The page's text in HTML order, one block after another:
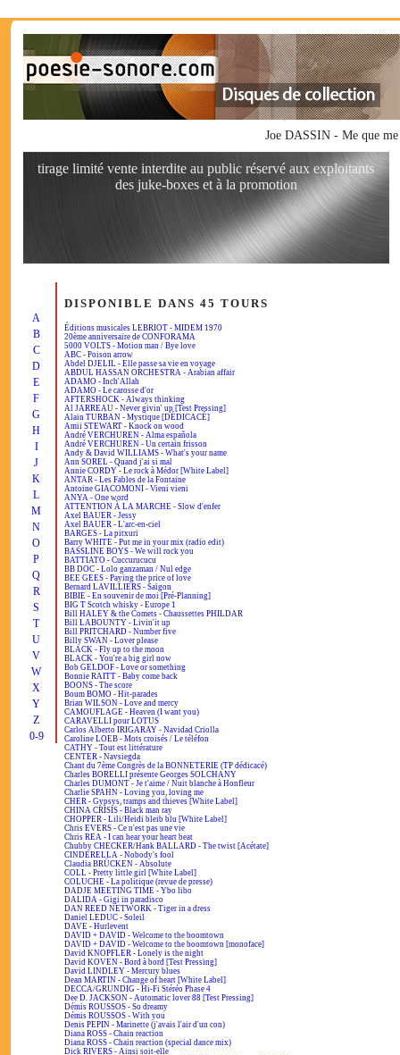
Joe DASSIN - Me que
tirage limité vente interdite au public réservé aux exploitants
des juke-boxes et à la promotion
A
B
C
D
E
F
G
H
I
J
K
L
M
N
O
P
Q
R
S
T
U
V
W
X
Y
Z
0-9
DISPONIBLE DANS 45 TOURS
Éditions musicales LEBRIOT - MIDEM 1970
20ème anniversaire de CONFORAMA
5000 VOLTS - Motion man / Bye love
ABC - Poison arrow
Abdel DJELIL - Elle passe sa vie en voyage
ABDUL HASSAN ORCHESTRA - Arabian affair
ADAMO - Inch'Allah
ADAMO - Le carosse d'or
AFTERSHOCK - Always thinking
Al JARREAU - Never givin' up [Test Pressing]
Alain TURBAN - Mystique [DÉDICACÉ]
Amii STEWART - Knock on wood
André VERCHUREN - Alma española
André VERCHUREN - Un certain frisson
Andy & David WILLIAMS - What's your name
Ann SOREL - Quand j'ai si mal
Annie CORDY - Le rock à Médor [White Label]
ANTAR - Les Fables de la Fontaine
Antoine GIACOMONI - Vieni vieni
ANYA - One word
ATTENTION À LA MARCHE - Slow d'enfer
Axel BAUER - Jessy
Axel BAUER - L'arc-en-ciel
BARGES - La pitxuri
Barry WHITE - Put me in your mix (radio edit)
BASSLINE BOYS - We will rock you
BATTIATO - Cuccurucucu
BB DOC - Lolo ganzaman / Nul edge
BEE GEES - Paying the price of love
Bernard LAVILLIERS - Saïgon
BIBIE - En souvenir de moi [Pré-Planning]
BIG T Scotch whisky - Europe 1
Bill HALEY & the Comets - Chaussettes PHILDAR
Bill LABOUNTY - Livin'it up
Bill PRITCHARD - Number five
Billy SWAN - Lover please
BLACK - Fly up to the moon
BLACK - You're a big girl now
Bob GELDOF - Love or something
Bonnie RAITT - Baby come back
BOONS - The score
Boum BOMO - Hit-parades
Brian WILSON - Love and mercy
CAMOUFLAGE - Heaven (I want you)
CARAVELLI pour LOTUS
Carlos Alberto IRIGARAY - Navidad Criolla
Caroline LOEB - Mots croisés / Le téléfon
CATHY - Tout est littérature
CENTER - Navsiegda
Chant du 7ème Congrès de la BONNETERIE (TP dédicacé)
Charles BORELLI présente Georges SOLCHANY
Charles DUMONT - Je t'aime / Nuit blanche à Honfleur
Charlie SPAHN - Loving you, loving me
CHER - Gypsys, tramps and thieves [White Label]
CHINA CRISIS - Black man ray
CHOPPER - Lili/Heidi bleib blu [White Label]
Chris EVERS - Ce n'est pas une vie
Chris REA - I can hear your heart beat
Chubby CHECKER/Hank BALLARD - The twist [Acétate]
CINDERELLA - Nobody's fool
Claudia BRÜCKEN - Absolute
COLL - Pretty little girl [White Label]
COLUCHE - La politique (revue de presse)
DADJE MEETING TIME - Ybo libo
DALIDA - Gigi in paradisco
DAN REED NETWORK - Tiger in a dress
Daniel LEDUC - Soleil
DAVE - Hurlevent
DAVID + DAVID - Welcome to the boomtown
DAVID + DAVID - Welcome to the boomtown [monoface]
David KNOPFLER - Lonely is the night
David KOVEN - Bord à bord [Test Pressing]
David LINDLEY - Mercury blues
Dean MARTIN - Change of heart [White Label]
DECCA/GRUNDIG - Hi-Fi Stéréo Phase 4
Dee D. JACKSON - Automatic lover 88 [Test Pressing]
Démis ROUSSOS - So dreamy
Démis ROUSSOS - With you
Denis PEPIN - Marinette (j'avais l'air d'un con)
Diana ROSS - Chain reaction
Diana ROSS - Chain reaction (special dance mix)
Dick RIVERS - Ainsi soit-elle